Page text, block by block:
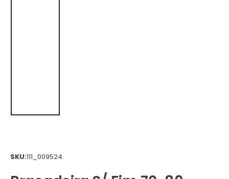
SKU:111_009524